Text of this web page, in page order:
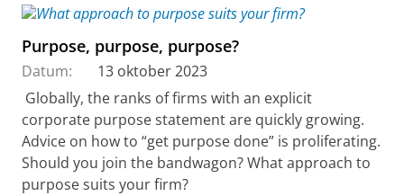
Purpose, purpose, purpose?
Datum:
13 oktober 2023
Globally, the ranks of firms with an explicit
corporate purpose statement are quickly growing.
Advice on how to “get purpose done” is proliferating.
Should you join the bandwagon? What approach to
purpose suits your firm?